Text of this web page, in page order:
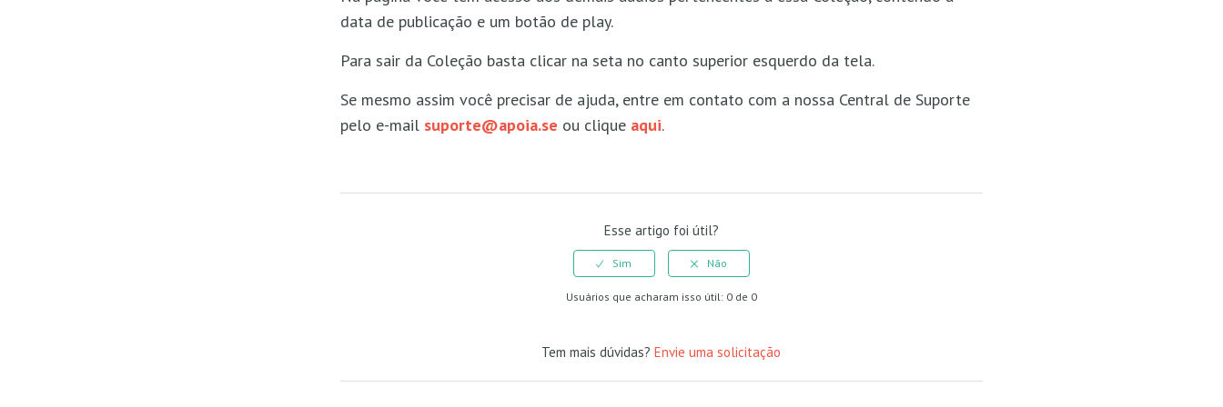
data de publicação e um botão de play.
Para sair da Coleção basta clicar na seta no canto superior esquerdo da tela.
Se mesmo assim você precisar de ajuda, entre em contato com a nossa Central de Suporte
pelo e-mail suporte@apoia.se ou clique aqui.
Esse artigo foi útil?
Usuários que acharam isso útil: 0 de 0
Tem mais dúvidas?Envie uma solicitação